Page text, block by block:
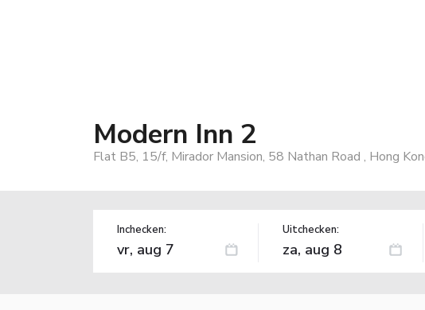
Modern Inn 2
Flat B5, 15/f, Mirador Mansion, 58 Nathan Road , Hong
Inchecken: Uitchecken: